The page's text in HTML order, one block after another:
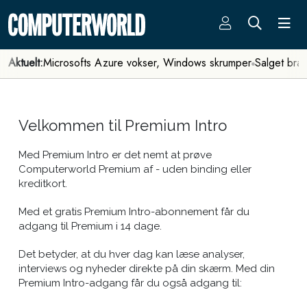
Aktuelt:Microsofts Azure vokser, Windows skrumper Salget
Velkommen til Premium Intro
Med Premium Intro er det nemt at prøve
Computerworld Premium af - uden binding eller
kreditkort.
Med et gratis Premium Intro-abonnement får du
adgang til Premium i 14 dage.
Det betyder, at du hver dag kan læse analyser,
interviews og nyheder direkte på din skærm. Med din
Premium Intro-adgang får du også adgang til: